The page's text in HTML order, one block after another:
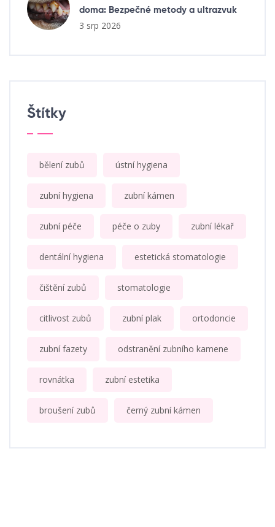
doma: Bezpečné metody a ultrazvuk
3 srp 2026
Štítky
bělení zubů ústní hygiena
zubní hygiena zubní kámen
zubní péče péče o zuby zubní lékař
dentální hygiena estetická stomatologie
čištění zubů stomatologie
citlivost zubů zubní plak ortodoncie
zubní fazety odstranění zubního kamene
rovnátka zubní estetika
broušení zubů černý zubní kámen